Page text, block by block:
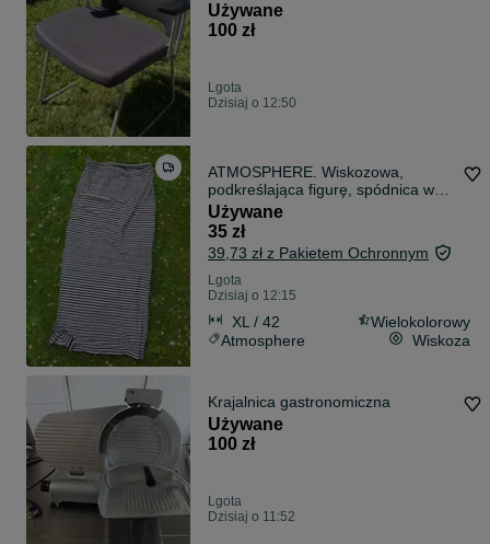
Używane
100 zł
Lgota
Dzisiaj o 12:50
ATMOSPHERE. Wiskozowa,
podkreślająca figurę, spódnica w
paski. Roz 42
Używane
35 zł
39,73 zł z Pakietem Ochronnym
Lgota
Dzisiaj o 12:15
XL / 42
Wielokolorowy
Atmosphere
Wiskoza
Krajalnica gastronomiczna
Używane
100 zł
Lgota
Dzisiaj o 11:52